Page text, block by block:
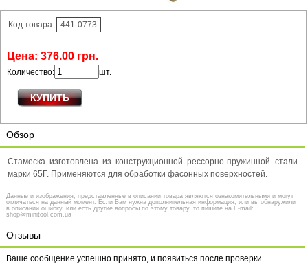
Код товара: 441-0773
Цена: 376.00 грн.
Количество: шт.
Обзор
Стамеска изготовлена из конструкционной рессорно-пружинной стали
марки 65Г. Применяются для обработки фасонных поверхностей.
Данные и изображения, представленные в описании товара являются ознакомительными и могут
отличаться на данный момент. Если Вам нужна дополнительная информация, или вы обнаружили
в описании ошибку, или есть другие вопросы по этому товару, то пишите на E-mail:
shop@minitool.com.ua
Отзывы
Ваше сообщение успешно принято, и появиться после проверки.